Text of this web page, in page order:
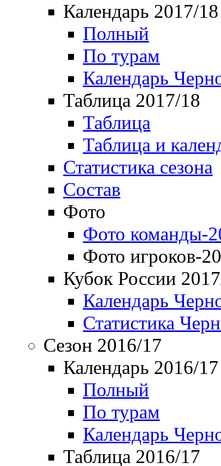
Календарь 2017/18
Полный
По турам
Календарь
Таблица 2017/18
Таблица
Таблица и
Статистика сезона
Состав
Фото
Фото команды-
Фото игроков-
Кубок России
Календарь
Статистика
Сезон 2016/17
Календарь 2016/17
Полный
По турам
Календарь
Таблица 2016/17